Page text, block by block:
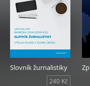
Slovník žurnalistiky
240 Kč